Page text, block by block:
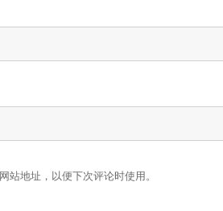
地址，以便下次评论时使用。